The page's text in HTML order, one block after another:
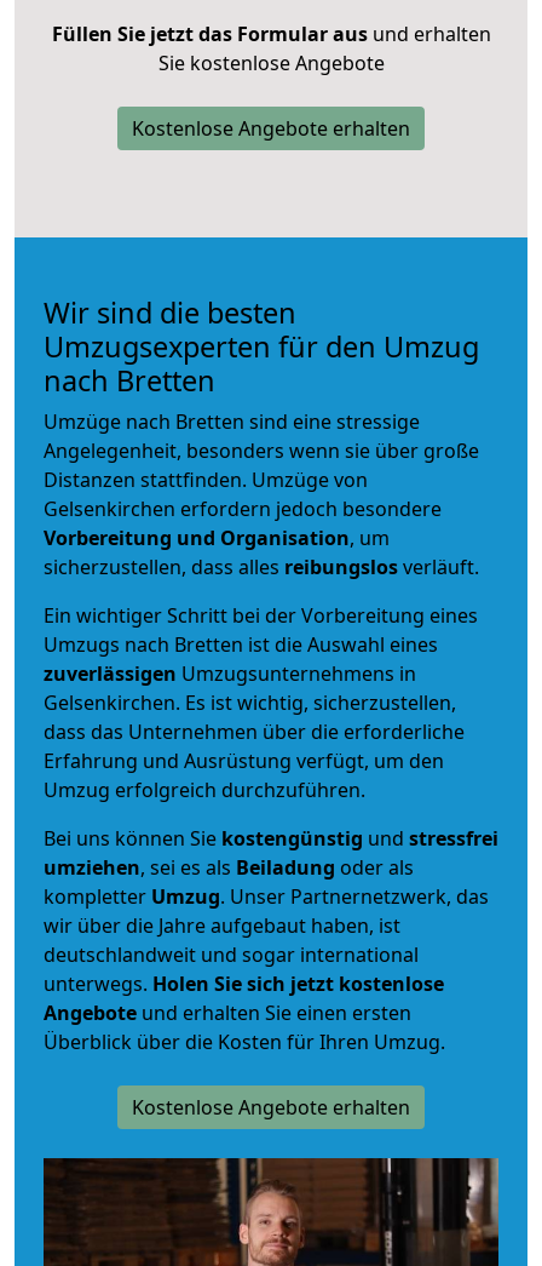
Füllen Sie jetzt das Formular ausund erhalten
Sie kostenlose Angebote
Kostenlose Angebote erhalten
Wir sind die besten
Umzugsexperten für den Umzug
nach Bretten
Umzüge nach Bretten sind eine stressige
Angelegenheit, besonders wenn sie über große
Distanzen stattfinden. Umzüge von
Gelsenkirchen erfordern jedoch besondere
Vorbereitung und Organisation, um
sicherzustellen, dass alles reibungslosverläuft.
Ein wichtiger Schritt bei der Vorbereitung eines
Umzugs nach Bretten ist die Auswahl eines
zuverlässigen Umzugsunternehmens in
Gelsenkirchen. Es ist wichtig, sicherzustellen,
dass das Unternehmen über die erforderliche
Erfahrung und Ausrüstung verfügt, um den
Umzug erfolgreich durchzuführen.
Bei uns können Sie kostengünstig und stressfrei
umziehen, sei es als Beiladung oder als
kompletter Umzug. Unser Partnernetzwerk, das
wir über die Jahre aufgebaut haben, ist
deutschlandweit und sogar international
unterwegs. Holen Sie sich jetzt kostenlose
Angebote und erhalten Sie einen ersten
Überblick über die Kosten für Ihren Umzug.
Kostenlose Angebote erhalten